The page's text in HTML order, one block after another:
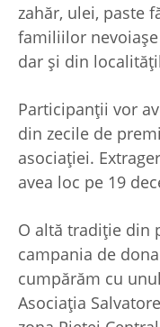
zahăr, ulei, paste
familiilor
dar și din
Participanții vor
din zecile de
asociației.
avea loc pe 19
O altă tradiție din
campania de
cumpărăm cu
Asociația